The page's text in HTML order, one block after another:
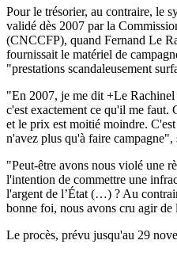
Pour le trésorier, au contraire, le
validé dès 2007 par la
(CNCCFP), quand Fernand Le
fournissait le matériel de
"prestations scandaleusement
"En 2007, je me dit +Le
c'est exactement ce qu'il me faut.
et le prix est moitié moindre.
n'avez plus qu'à faire campagne",
"Peut-être avons nous violé une
l'intention de commettre une
l'argent de l’État (…) ? Au
bonne foi, nous avons cru agir
Le procès, prévu jusqu'au 29